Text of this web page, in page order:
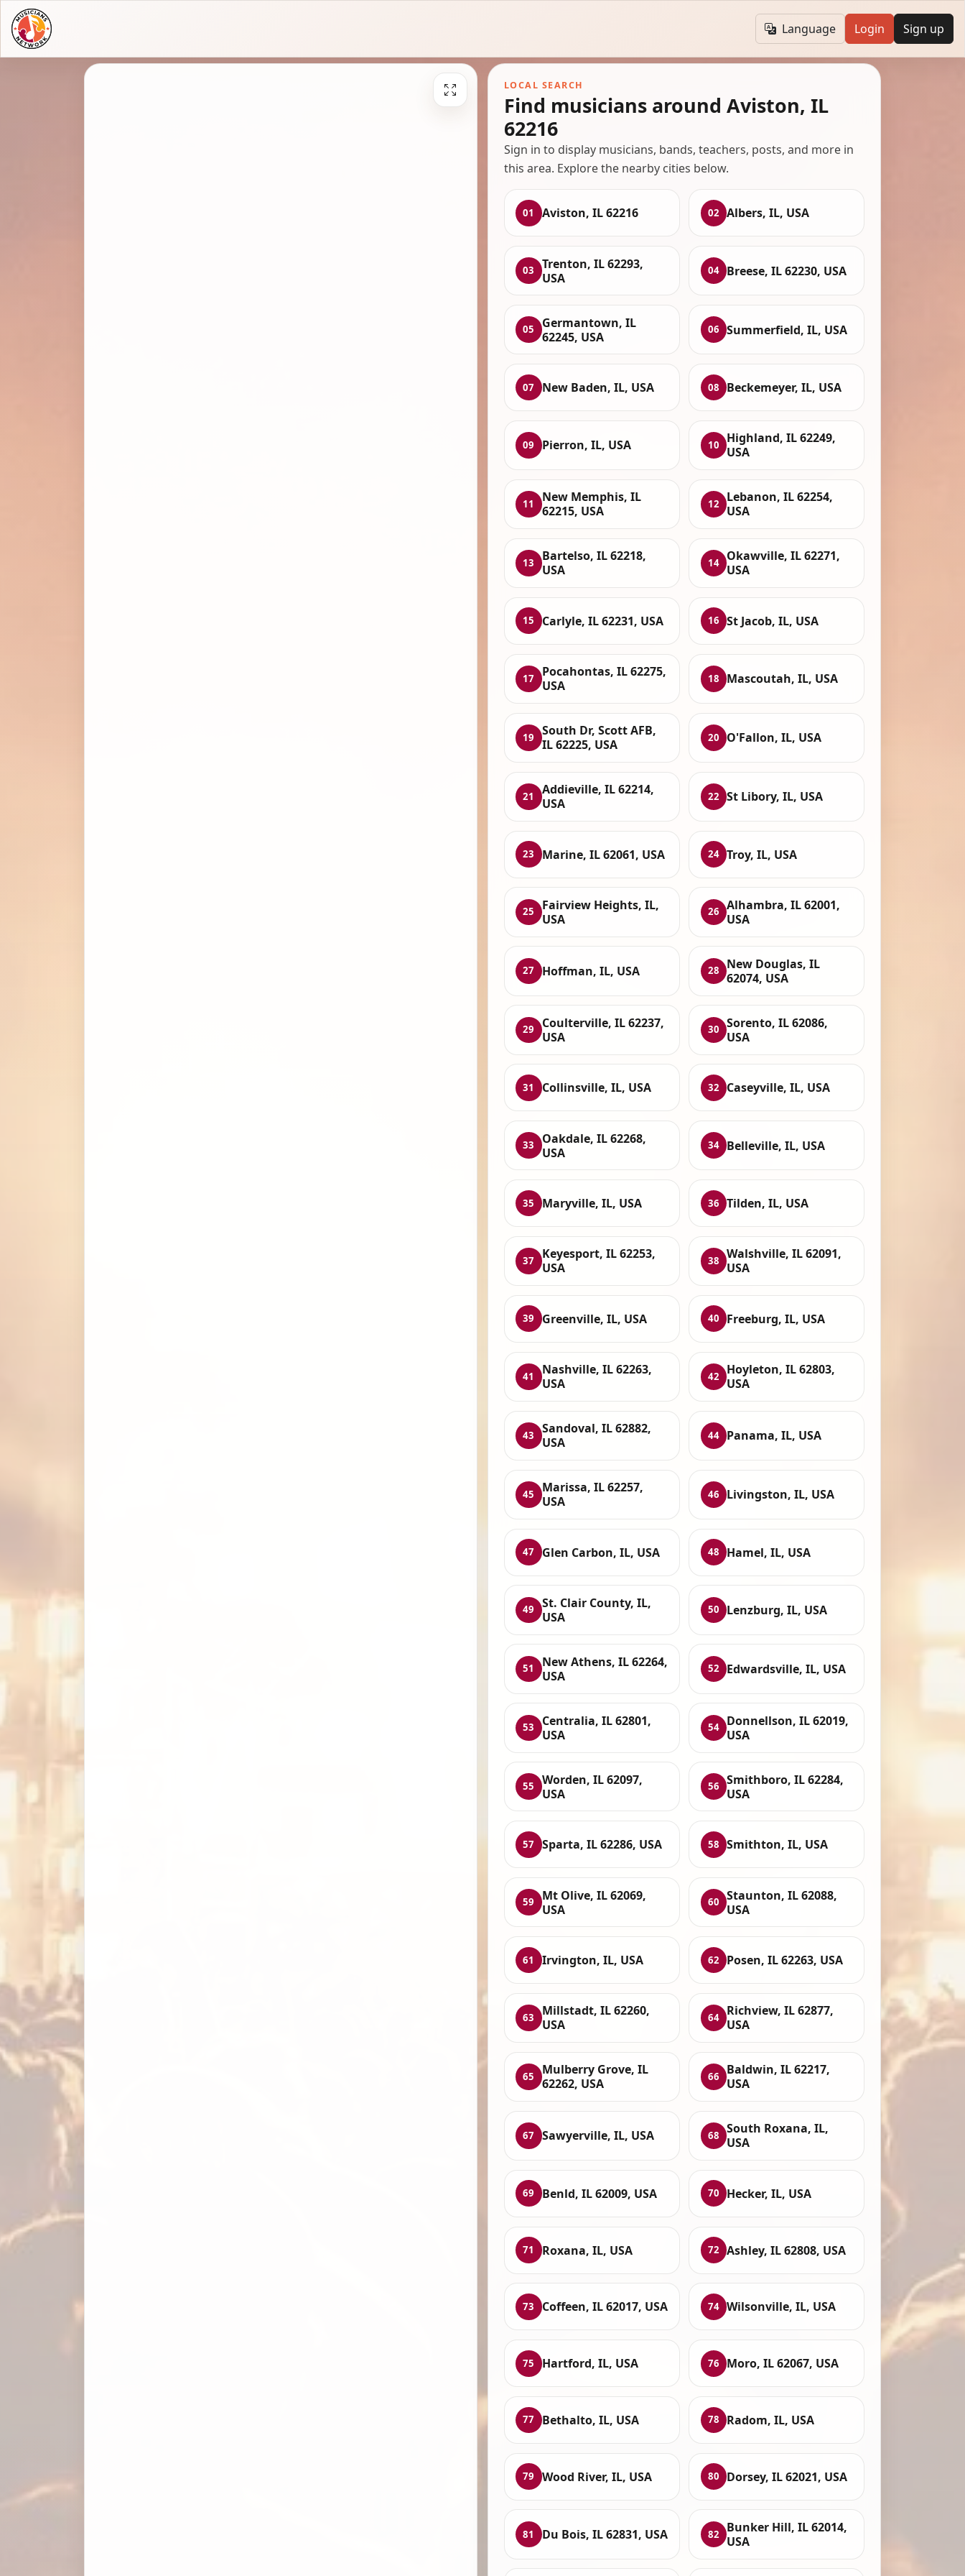
Language Login Sign up
LOCAL SEARCH
Find musicians around Aviston, IL
62216
Sign in to display musicians, bands, teachers, posts, and more in
this area. Explore the nearby cities below.
01 Aviston, IL 62216 02 Albers, IL, USA
03
Trenton, IL 62293,
USA
04 Breese, IL 62230, USA
05
Germantown, IL
62245, USA
06 Summerfield, IL, USA
07 New Baden, IL, USA 08 Beckemeyer, IL, USA
09 Pierron, IL, USA 10
Highland, IL 62249,
USA
11
New Memphis, IL
62215, USA
12
Lebanon, IL 62254,
USA
13
Bartelso, IL 62218,
USA
14
Okawville, IL 62271,
USA
15 Carlyle, IL 62231, USA 16 St Jacob, IL, USA
17
Pocahontas, IL 62275,
USA
18 Mascoutah, IL, USA
19
South Dr, Scott AFB,
IL 62225, USA
20 O'Fallon, IL, USA
21
Addieville, IL 62214,
USA
22 St Libory, IL, USA
23 Marine, IL 62061, USA 24 Troy, IL, USA
25
Fairview Heights, IL,
USA
26
Alhambra, IL 62001,
USA
27 Hoffman, IL, USA 28
New Douglas, IL
62074, USA
29
Coulterville, IL 62237,
USA
30
Sorento, IL 62086,
USA
31 Collinsville, IL, USA 32 Caseyville, IL, USA
33
Oakdale, IL 62268,
USA
34 Belleville, IL, USA
35 Maryville, IL, USA 36 Tilden, IL, USA
37
Keyesport, IL 62253,
USA
38
Walshville, IL 62091,
USA
39 Greenville, IL, USA 40 Freeburg, IL, USA
41
Nashville, IL 62263,
USA
42
Hoyleton, IL 62803,
USA
43
Sandoval, IL 62882,
USA
44 Panama, IL, USA
45
Marissa, IL 62257,
USA
46 Livingston, IL, USA
47 Glen Carbon, IL, USA 48 Hamel, IL, USA
49
St. Clair County, IL,
USA
50 Lenzburg, IL, USA
51
New Athens, IL 62264,
USA
52 Edwardsville, IL, USA
53
Centralia, IL 62801,
USA
54
Donnellson, IL 62019,
USA
55
Worden, IL 62097,
USA
56
Smithboro, IL 62284,
USA
57 Sparta, IL 62286, USA 58 Smithton, IL, USA
59
Mt Olive, IL 62069,
USA
60
Staunton, IL 62088,
USA
61 Irvington, IL, USA 62 Posen, IL 62263, USA
63
Millstadt, IL 62260,
USA
64
Richview, IL 62877,
USA
65
Mulberry Grove, IL
62262, USA
66
Baldwin, IL 62217,
USA
67 Sawyerville, IL, USA 68
South Roxana, IL,
USA
69 Benld, IL 62009, USA 70 Hecker, IL, USA
71 Roxana, IL, USA 72 Ashley, IL 62808, USA
73 Coffeen, IL 62017, USA 74 Wilsonville, IL, USA
75 Hartford, IL, USA 76 Moro, IL 62067, USA
77 Bethalto, IL, USA 78 Radom, IL, USA
79 Wood River, IL, USA 80 Dorsey, IL 62021, USA
81 Du Bois, IL 62831, USA 82
Bunker Hill, IL 62014,
USA